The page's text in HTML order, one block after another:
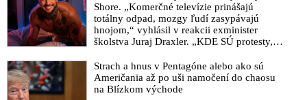
a polícii
Aj opozícia a Monika Tódová sú v spojení s mafiou
Shore. „Komerčné televízie prinášajú
totálny odpad, mozgy ľudí zasypávajú
hnojom,“ vyhlásil v reakcii exminister
školstva Juraj Draxler. „KDE SÚ protesty,
pracovníkov?“ spýtal sa
Strach a hnus v Pentagóne alebo ako sú
Američania až po uši namočení do chaosu
na Blízkom východe